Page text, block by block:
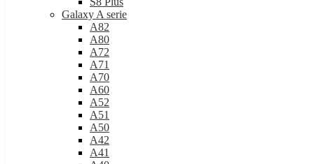
Galaxy A serie
A82
A80
A72
A71
A70
A60
A52
A51
A50
A42
A41